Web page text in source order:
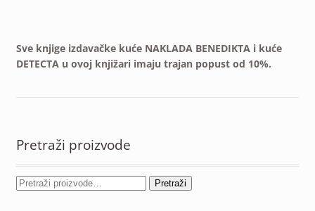
Sve knjige izdavačke kuće NAKLADA BENEDIKTA i kuće
DETECTA u ovoj knjižari imaju trajan popust od 10%.
Pretraži proizvode
Pretraži